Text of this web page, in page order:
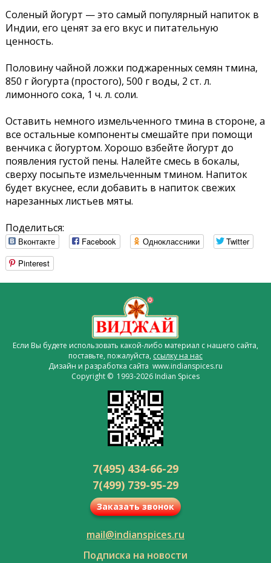
Соленый йогурт — это самый популярный напиток в
Индии, его ценят за его вкус и питательную
ценность.
Половину чайной ложки поджаренных семян тмина,
850 г йогурта (простого), 500 г воды, 2 ст. л.
лимонного сока, 1 ч. л. соли.
Оставить немного измельченного тмина в стороне, а
все остальные компоненты смешайте при помощи
венчика с йогуртом. Хорошо взбейте йогурт до
появления густой пены. Налейте смесь в бокалы,
сверху посыпьте измельченным тмином. Напиток
будет вкуснее, если добавить в напиток свежих
нарезанных листьев мяты.
Поделиться:
Вконтакте Facebook Одноклассники
Twitter
Pinterest
Если Вы будете использовать какой-либо материал с нашего сайта,
поставьте, пожалуйста, ссылку на нас
Дизайн и разработка сайта www.indianspices.ru
Copyright © 1993-2026 Indian Spices
7(495) 434-66-29
7(499) 739-95-29
Заказать звонок
mail@indianspices.ru
Подписка на новости